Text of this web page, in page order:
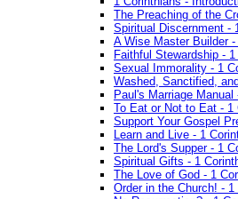
The Preaching of the
Spiritual Discernment -
A Wise Master Builder
Faithful Stewardship -
Sexual Immorality - 1
Washed, Sanctified,
Paul's Marriage
To Eat or Not to Eat - 1
Support Your Gospel
Learn and Live - 1
The Lord's Supper - 1
Spiritual Gifts - 1
The Love of God - 1
Order in the Church! -